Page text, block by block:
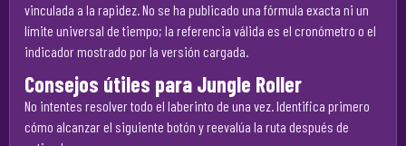
vinculada a la rapidez. No se ha publicado una fórmula exacta ni un
límite universal de tiempo; la referencia válida es el cronómetro o el
indicador mostrado por la versión cargada.
Consejos útiles para Jungle Roller
No intentes resolver todo el laberinto de una vez. Identifica primero
cómo alcanzar el siguiente botón y reevalúa la ruta después de